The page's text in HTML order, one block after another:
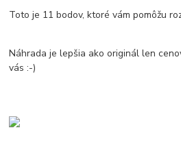
Toto je 11 bodov, ktoré vám pomôžu
Náhrada je lepšia ako originál len
vás :-)